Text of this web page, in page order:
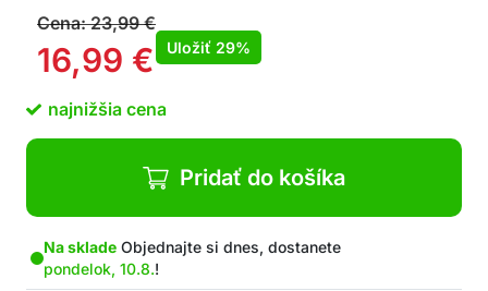
cestovanie
Odolná konštrukcia z kvalitných materiálov (PC,
ABS, TPE) zaručuje dlhú životnosť
ergonomický dizajn pre pohodlné uchopenie a
praktický závesný krúžok
Moderný a roztomilý dizajn – praktický doplnok,
ktorý si radi vezmete so sebou
V balení 1x prací valček
Cena:23,99€
16,99 € Uložiť 29%
najnižšia cena
Pridať do košíka
Na sklade Objednajte si dnes, dostanete
pondelok, 10.8.!